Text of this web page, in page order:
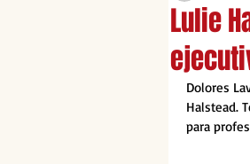
Lulie
Dolores
Halstead.
para